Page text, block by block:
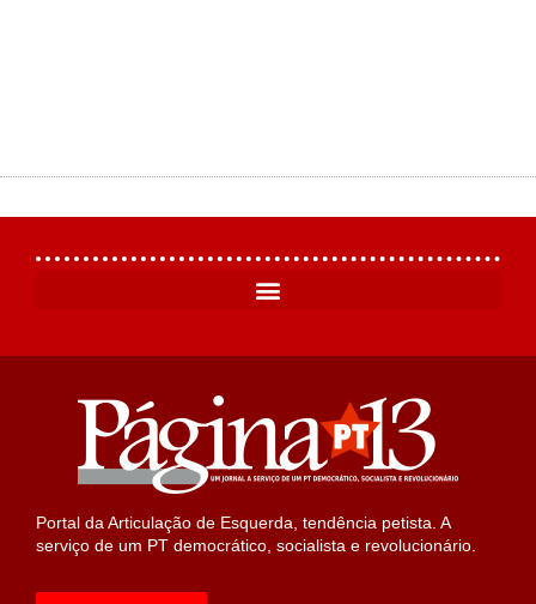
Portal da Articulação de Esquerda, tendência petista. A
serviço de um PT democrático, socialista e revolucionário.